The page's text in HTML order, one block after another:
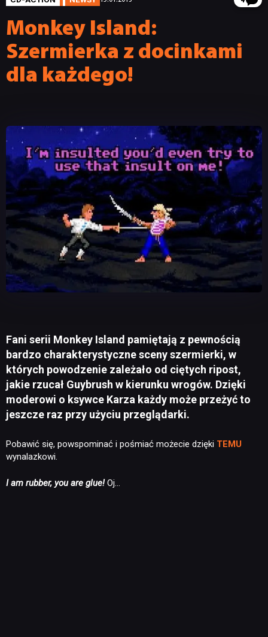
Monkey Island:
Szermierka z docinkami
dla każdego!
Fani serii Monkey Island pamiętają z pewnością
bardzo charakterystyczne sceny szermierki, w
których powodzenie zależało od ciętych ripost,
jakie rzucał Guybrush w kierunku wrogów. Dzięki
moderowi o ksywce Karza każdy może przeżyć to
jeszcze raz przy użyciu przeglądarki.
Pobawić się, powspominać i pośmiać możecie dzięki TEMU
wynalazkowi.
I am rubber, you are glue!Oj…